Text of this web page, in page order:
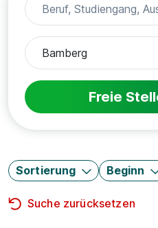
Freie
Sortierung Beginn
Suche zurücksetzen